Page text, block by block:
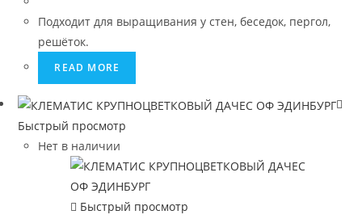
Подходит для выращивания у стен, беседок, пергол,
решёток.
READ MORE
Быстрый просмотр
Нет в наличии
Быстрый просмотр